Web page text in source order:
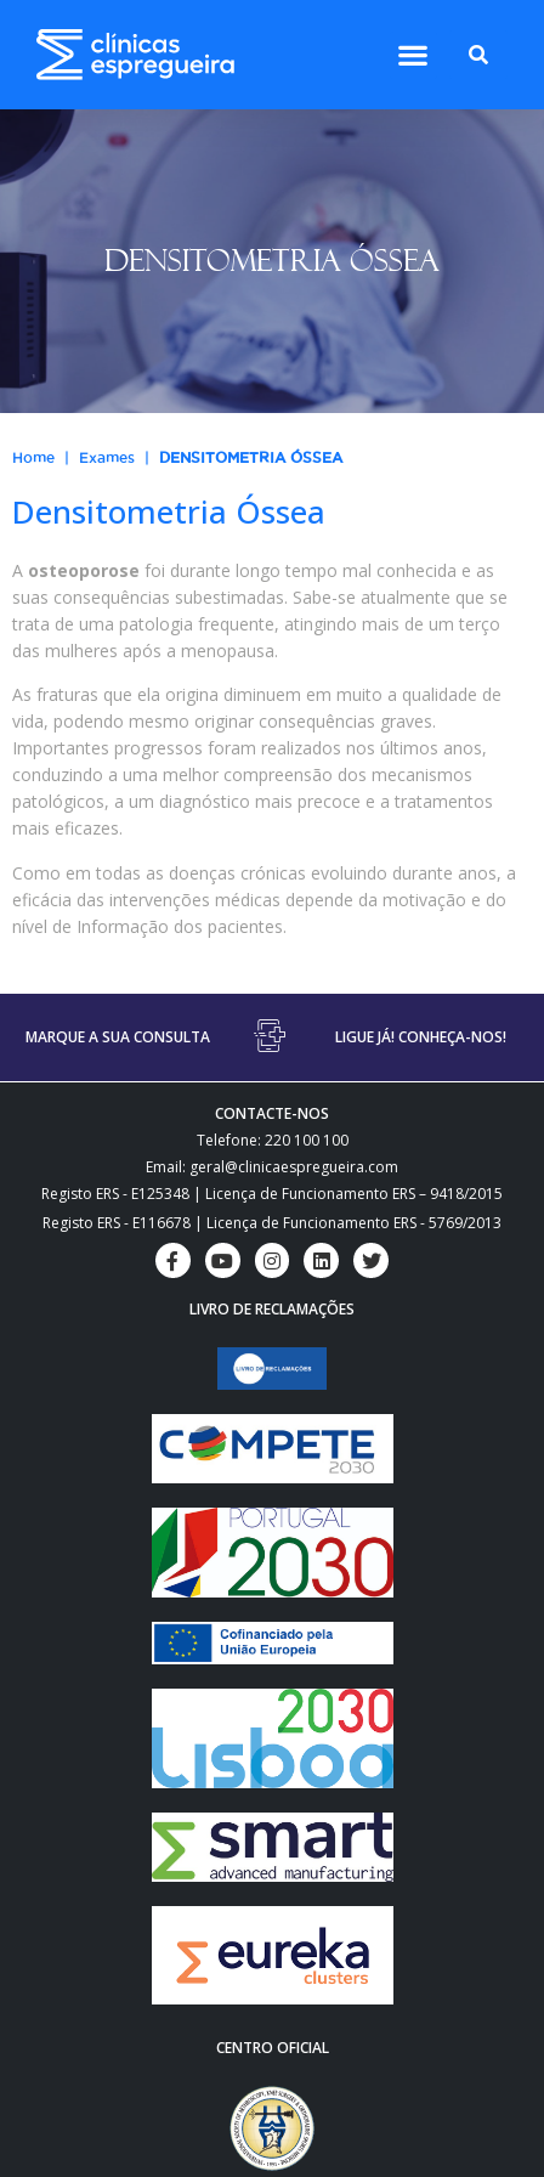
DENSITOMETRIA ÓSSEA
Home | Exames | DENSITOMETRIA ÓSSEA
Densitometria Óssea
A osteoporose foi durante longo tempo mal conhecida e as
suas consequências subestimadas. Sabe-se atualmente que se
trata de uma patologia frequente, atingindo mais de um terço
das mulheres após a menopausa.
As fraturas que ela origina diminuem em muito a qualidade de
vida, podendo mesmo originar consequências graves.
Importantes progressos foram realizados nos últimos anos,
conduzindo a uma melhor compreensão dos mecanismos
patológicos, a um diagnóstico mais precoce e a tratamentos
mais eficazes.
Como em todas as doenças crónicas evoluindo durante anos, a
eficácia das intervenções médicas depende da motivação e do
nível de Informação dos pacientes.
MARQUE A SUA CONSULTA LIGUE JÁ! CONHEÇA-NOS!
CONTACTE-NOS
Telefone: 220 100 100
Email: geral@clinicaespregueira.com
Registo ERS - E125348 | Licença de Funcionamento ERS – 9418/2015
Registo ERS - E116678 | Licença de Funcionamento ERS - 5769/2013
LIVRO DE RECLAMAÇÕES
CENTRO OFICIAL